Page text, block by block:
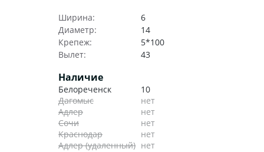
Ширина:
6
Диаметр:
14
Крепеж:
5*100
Вылет:
43
Наличие
Белореченск
10
Дагомыс
нет
Адлер
нет
Сочи
нет
Краснодар
нет
Адлер (удаленный) нет